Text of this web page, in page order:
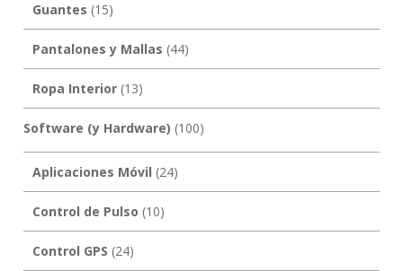
Guantes (15)
Pantalones y Mallas (44)
Ropa Interior(13)
Software (y Hardware) (100)
Aplicaciones Móvil (24)
Control de Pulso (10)
Control GPS (24)